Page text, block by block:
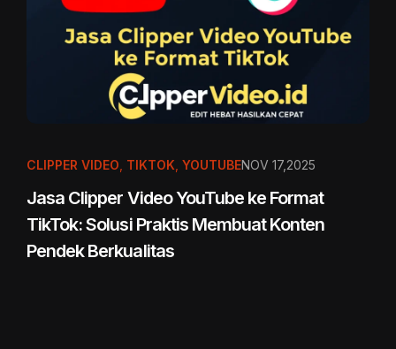
CLIPPER VIDEO TIKTOK YOUTUBENOV 17,2025
Jasa Clipper Video YouTube ke Format
TikTok: Solusi Praktis Membuat Konten
Pendek Berkualitas